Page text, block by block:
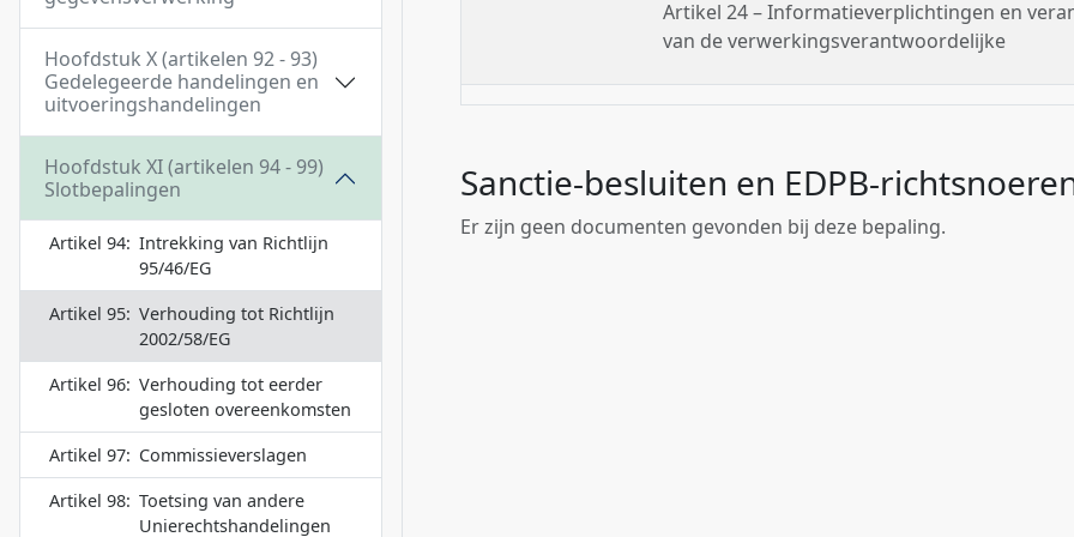
Hoofdstuk X (artikelen 92 - 93)
Gedelegeerde handelingen en
uitvoeringshandelingen
Hoofdstuk XI (artikelen 94 - 99)
Slotbepalingen
Artikel 94: Intrekking van Richtlijn
95/46/EG
Artikel 95: Verhouding tot Richtlijn
2002/58/EG
Artikel 96: Verhouding tot eerder
gesloten overeenkomsten
Artikel 97: Commissieverslagen
Artikel 98: Toetsing van andere
Unierechtshandelingen
Artikel 24 – Informatieverplichtingen en
van de verwerkingsverantwoordelijke
Sanctie-besluiten en EDPB-
Er zijn geen documenten gevonden bij deze bepaling.